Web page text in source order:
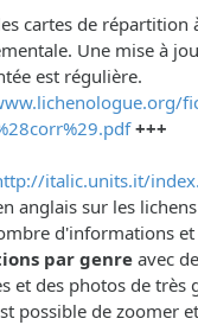
cartes de répartition
Une mise à
est régulière.
+++
italic.units.it/
anglais sur les
d'informations et
par genre avec
et des photos de très
possible de zoomer